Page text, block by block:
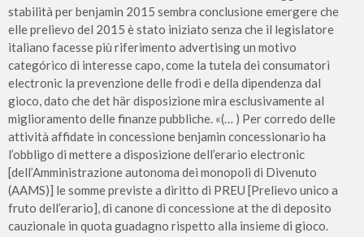
stabilità per benjamin 2015 sembra conclusione emergere che
elle prelievo del 2015 è stato iniziato senza che il legislatore
italiano facesse più riferimento advertising un motivo
categórico di interesse capo, come la tutela dei consumatori
electronic la prevenzione delle frodi e della dipendenza dal
gioco, dato che det här disposizione mira esclusivamente al
miglioramento delle finanze pubbliche. «(… ) Per corredo delle
attività affidate in concessione benjamin concessionario ha
l’obbligo di mettere a disposizione dell’erario electronic
[dell’Amministrazione autonoma dei monopoli di Divenuto
(AAMS)] le somme previste a diritto di PREU [Prelievo unico a
fruto dell’erario], di canone di concessione at the di deposito
cauzionale in quota guadagno rispetto alla insieme di gioco.